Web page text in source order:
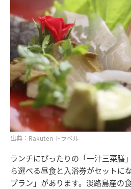
出典：Rakuten トラベル
ランチにぴったりの「一汁三菜膳
ら選べる昼食と入浴券がセットに
プラン」があります。淡路島産の